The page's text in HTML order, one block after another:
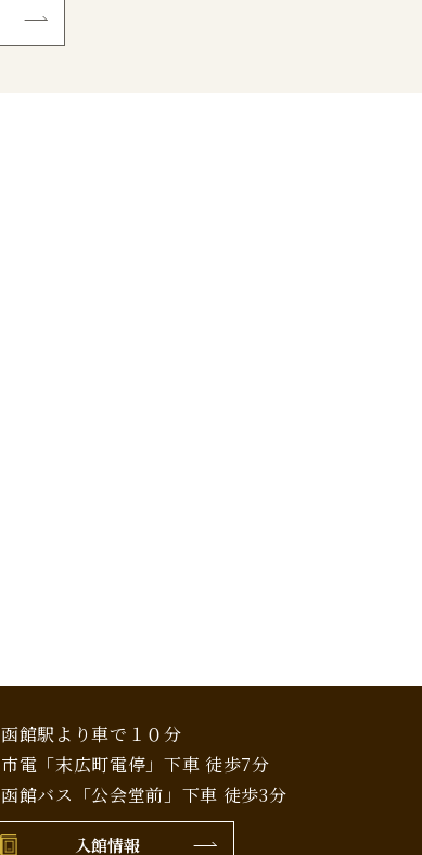
函館駅より車で１０分
市電「末広町電停」下車 徒歩7分
函館バス「公会堂前」下車 徒歩3分
入館情報